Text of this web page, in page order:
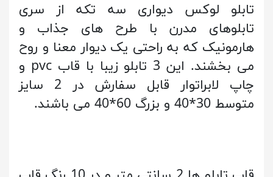
تابلو لوکس دیواری سه تکه از سری
تابلوهای مدرن با طرح های جذاب و
هارمونیک که به راحتی یک دیوار معنا و روح
می بخشند. این 3 تابلو زیبا با قاب pvc و
چاپ لابراتوار قابل سفارش در 2 سایز
متوسط 30*40 و بزرگ 60*40 می باشند.